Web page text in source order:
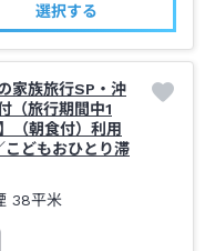
選択する
家族旅行SP・沖
（旅行期間中1
（朝食付）利用
どもおひとり滞
38平米